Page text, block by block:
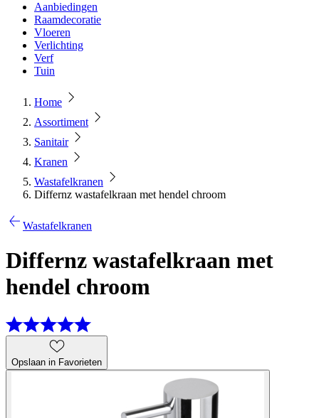
Aanbiedingen
Raamdecoratie
Vloeren
Verlichting
Verf
Tuin
Home
Assortiment
Sanitair
Kranen
Wastafelkranen
Differnz wastafelkraan met hendel chroom
Wastafelkranen
Differnz wastafelkraan met
hendel chroom
Opslaan in Favorieten